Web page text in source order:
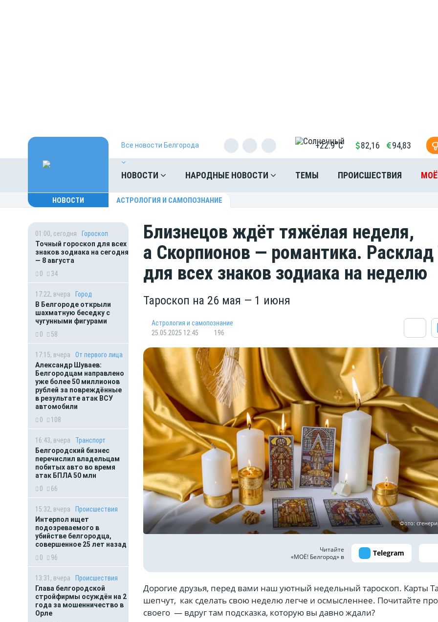
Все новости Белгорода +22.9°C 82,16 94,83
НОВОСТИ НАРОДНЫЕ НОВОСТИ ТЕМЫ ПРОИСШЕСТВИЯ
НОВОСТИ АСТРОЛОГИЯ И САМОПОЗНАНИЕ
01:00, сегодня
Гороскоп
Точный гороскоп для всех
знаков зодиака на сегодня
— 8 августа
0
34
17:22, вчера
Город
В Белгороде открыли
шахматную беседку с
чугунными фигурами
0
58
17:15, вчера
От первого лица
Александр Шуваев:
Белгородцам направлено
уже более 50 миллионов
рублей за повреждённые
в результате атак ВСУ
автомобили
0
108
16:43, вчера
Транспорт
Белгородский бизнес
перечислил владельцам
побитых авто во время
атак БПЛА 50 млн
0
66
15:32, вчера
Происшествия
Интерпол ищет
подозреваемого в
убийстве белгородца,
совершенное 25 лет назад
0
96
13:31, вчера
Происшествия
Глава белгородской
стройфирмы осуждён на 2
года за мошенничество в
Орле
Близнецов ждёт тяжёлая неделя,
а Скорпионов — романтика. Расклад
для всех знаков зодиака на неделю
Тароскоп на 26 мая — 1 июня
Астрология и самопознание
25.05.2025 12:45
196
Фото:
Читайте
«МОЁ! Белгород» в
Telegram
Дорогие друзья, перед вами наш уютный недельный тароскоп. Карты
шепчут, как сделать свою неделю легче и осмысленнее. Почитайте
своего — вдруг там подсказка, которую вы давно ждали?